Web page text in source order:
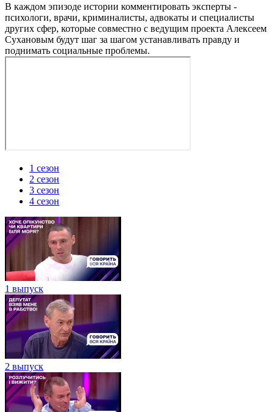
В каждом эпизоде истории комментировать эксперты -
психологи, врачи, криминалисты, адвокаты и специалисты
других сфер, которые совместно с ведущим проекта Алексеем
Сухановым будут шаг за шагом устанавливать правду и
поднимать социальные проблемы.
1 сезон
2 сезон
3 сезон
4 сезон
1 выпуск
2 выпуск